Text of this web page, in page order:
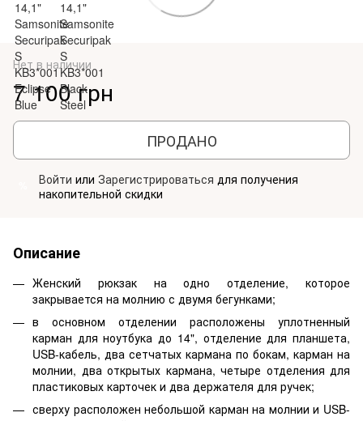
Нет в наличии
7 100 грн
ПРОДАНО
Войти или Зарегистрироваться для получения
накопительной скидки
Описание
Женский рюкзак на одно отделение, которое
закрывается на молнию с двумя бегунками;
в основном отделении расположены уплотненный
карман для ноутбука до 14", отделение для планшета,
USB-кабель, два сетчатых кармана по бокам, карман на
молнии, два открытых кармана, четыре отделения для
пластиковых карточек и два держателя для ручек;
сверху расположен небольшой карман на молнии и USB-